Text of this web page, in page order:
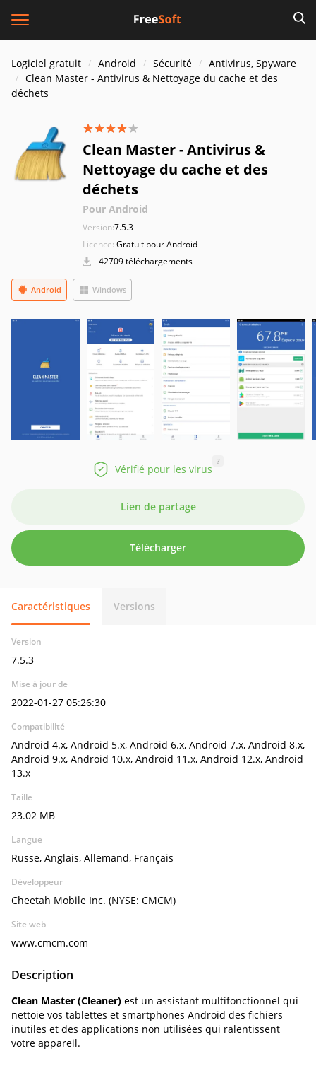
Logiciel gratuit Android Sécurité
Antivirus, Spyware
Clean Master - Antivirus & Nettoyage du cache et des
déchets
Clean Master - Antivirus &
Nettoyage du cache et des
déchets
Pour Android
Version:7.5.3
Licence: Gratuit pour Android
42709 téléchargements
Android Windows
Vérifié pour les virus
?
Lien de partage
Télécharger
Caractéristiques Versions
Version
7.5.3
Mise à jour de
2022-01-27 05:26:30
Compatibilité
Android 4.x, Android 5.x, Android 6.x, Android 7.x, Android 8.x,
Android 9.x, Android 10.x, Android 11.x, Android 12.x, Android
13.x
Taille
23.02 MB
Langue
Russe, Anglais, Allemand, Français
Développeur
Cheetah Mobile Inc. (NYSE: CMCM)
Site web
www.cmcm.com
Description
Clean Master (Cleaner) est un assistant multifonctionnel qui
nettoie vos tablettes et smartphones Android des fichiers
inutiles et des applications non utilisées qui ralentissent
votre appareil.